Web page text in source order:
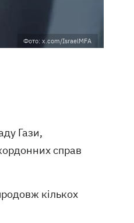
Фото: x.com/IsraelMFA
Гази,
справ
кількох